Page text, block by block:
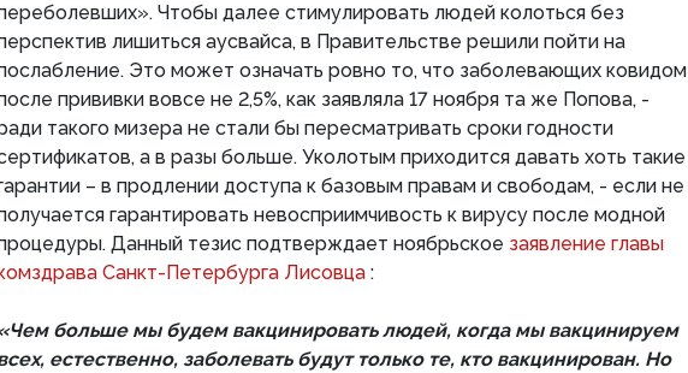
Чтобы далее стимулировать людей колоться без
лишиться аусвайса, в Правительстве решили пойти на
Это может означать ровно то, что заболевающих ковидом
прививки вовсе не 2,5%, как заявляла 17 ноября та же Попова, -
такого мизера не стали бы пересматривать сроки годности
а в разы больше. Уколотым приходится давать хоть такие
– в продлении доступа к базовым правам и свободам, - если не
гарантировать невосприимчивость к вирусу после модной
Данный тезис подтверждает ноябрьское заявление главы
Санкт-Петербурга Лисовца :
больше мы будем вакцинировать людей, когда мы вакцинируем
естественно, заболевать будут только те, кто вакцинирован. Но